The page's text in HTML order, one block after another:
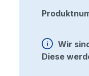
Wir
Diese